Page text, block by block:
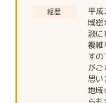
経歴
平
域
談
複雑
す
が
思い
地域